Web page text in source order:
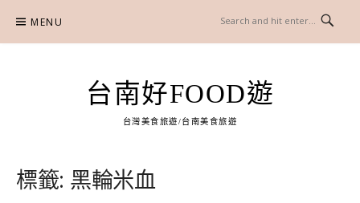
content
MENU
台南好FOOD遊
台灣美食旅遊/台南美食旅遊
標籤: 黑輪米血